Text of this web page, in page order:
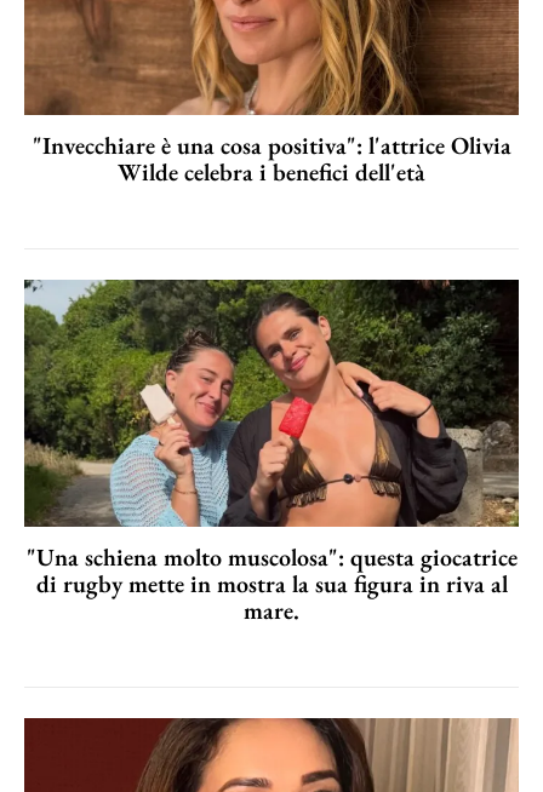
"Invecchiare è una cosa positiva": l'attrice Olivia
Wilde celebra i benefici dell'età
"Una schiena molto muscolosa": questa giocatrice
di rugby mette in mostra la sua figura in riva al
mare.